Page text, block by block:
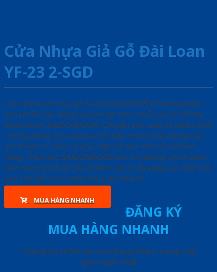
Cửa Nhựa Giả Gỗ Đài Loan
YF-23 2-SGD
Cửa nhựa và nhựa gỗ tại SAIGONDOOR là thương hiệu
sản phẩm các dòng cửa trong một chuỗi các hệ thống
Showroom SAIGONDOOR. Chuyên sản xuất và phân phối
những dòng cửa nhựa và hỗ hợp nhựa chất lượng cao,
giá thành rẻ nhất và phù hợp với mọi nhu cầu khách
hàng. Trên hết, SAIGONDOOR còn có những chính sách
bán hàng ƯU ĐÃI CAO đi kèm với sự đa dạng về mẫu mã,
loại cửa gỗ và cả phân khúc giá thành.
MUA HÀNG NHANH
ĐĂNG KÝ
MUA HÀNG NHANH
Chúng tôi sẽ liên lạc lại với quý khách trong thời
gian ngắn nhất